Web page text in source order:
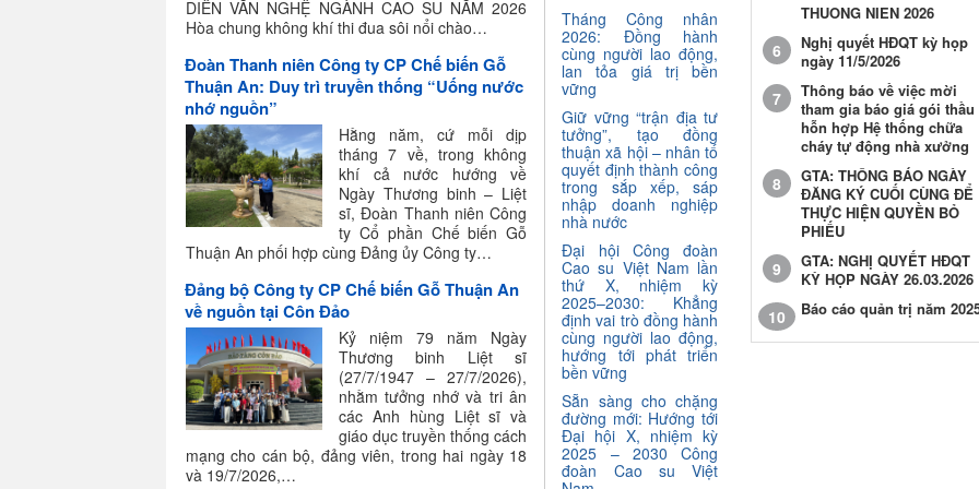
DIỄN VĂN NGHỆ NGÀNH CAO SU NĂM 2026
Hòa chung không khí thi đua sôi nổi chào…
Đoàn Thanh niên Công ty CP Chế biến Gỗ
Thuận An: Duy trì truyền thống “Uống nước
nhớ nguồn”
Hằng năm, cứ mỗi dịp
tháng 7 về, trong không
khí cả nước hướng về
Ngày Thương binh – Liệt
sĩ, Đoàn Thanh niên Công
ty Cổ phần Chế biến Gỗ
Thuận An phối hợp cùng Đảng ủy Công ty…
Đảng bộ Công ty CP Chế biến Gỗ Thuận An
về nguồn tại Côn Đảo
Kỷ niệm 79 năm Ngày
Thương binh Liệt sĩ
(27/7/1947 – 27/7/2026),
nhằm tưởng nhớ và tri ân
các Anh hùng Liệt sĩ và
giáo dục truyền thống cách
mạng cho cán bộ, đảng viên, trong hai ngày 18
và 19/7/2026,…
Tháng Công nhân
2026: Đồng hành
cùng người lao động,
lan tỏa giá trị bền
vững
Giữ vững “trận địa tư
tưởng”, tạo đồng
thuận xã hội – nhân tố
quyết định thành công
trong sắp xếp, sáp
nhập doanh nghiệp
nhà nước
Đại hội Công đoàn
Cao su Việt Nam lần
thứ X, nhiệm kỳ
2025–2030: Khẳng
định vai trò đồng hành
cùng người lao động,
hướng tới phát triển
bền vững
Sẵn sàng cho chặng
đường mới: Hướng tới
Đại hội X, nhiệm kỳ
2025 – 2030 Công
đoàn Cao su Việt
THUONG NIEN 2026
6
Nghị quyết HĐQT kỳ họp
ngày 11/5/2026
7
Thông báo về việc mời
tham gia báo giá gói thầu
hỗn hợp Hệ thống chữa
cháy tự động nhà xưởng
8
GTA: THÔNG BÁO NGÀY
ĐĂNG KÝ CUỐI CÙNG ĐỂ
THỰC HIỆN QUYỀN BỎ
PHIẾU
9
GTA: NGHỊ QUYẾT HĐQT
KỲ HỌP NGÀY 26.03.2026
10 Báo cáo quản trị năm